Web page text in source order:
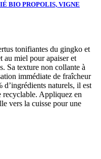
BIO PROPOLIS, VIGNE
tonifiantes du gingko et
au miel pour apaiser et
Sa texture non collante à
immédiate de fraîcheur
d’ingrédients naturels, il est
recyclable. Appliquez en
vers la cuisse pour une